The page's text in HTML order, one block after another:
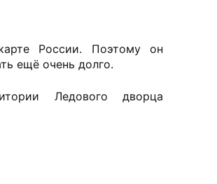
России. Поэтому он
ещё очень долго.
Ледового дворца